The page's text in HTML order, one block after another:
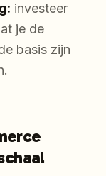
investeer
je de
basis zijn